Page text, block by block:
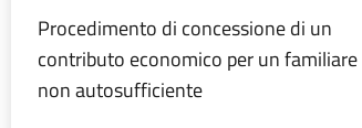
Procedimento di concessione di un
contributo economico per un familiare
non autosufficiente